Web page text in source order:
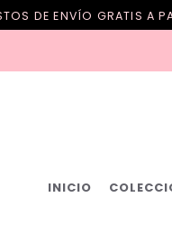
DE ENVÍO GRATIS A
INICIO